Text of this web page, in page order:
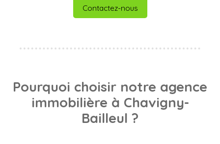
Contactez-nous
Pourquoi choisir notre agence
immobilière à Chavigny-
Bailleul ?